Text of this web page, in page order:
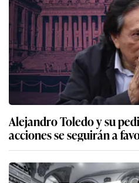
Alejandro Toledo y su